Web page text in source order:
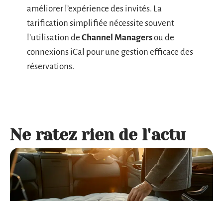
améliorer l’expérience des invités. La
tarification simplifiée nécessite souvent
l’utilisation de Channel Managersou de
connexions iCal pour une gestion efficace des
réservations.
Ne ratez rien de l'actu